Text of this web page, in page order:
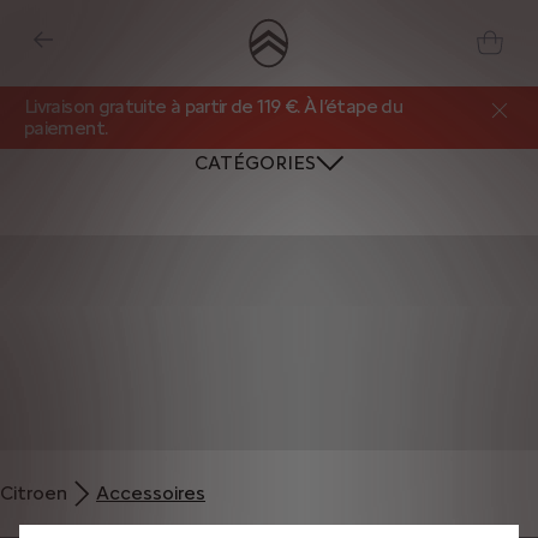
Livraison gratuite à partir de 119 €. À l’étape du
paiement.
CATÉGORIES
Citroen Accessoires
permettent de vous fournir des fonctionnalités essentielles telles que la